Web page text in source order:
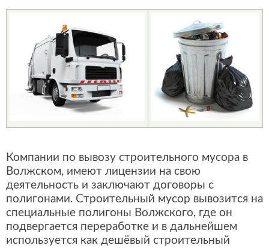
Компании по вывозу строительного мусора в
Волжском, имеют лицензии на свою
деятельность и заключают договоры с
полигонами. Строительный мусор вывозится на
специальные полигоны Волжского, где он
подвергается переработке и в дальнейшем
используется как дешёвый строительный